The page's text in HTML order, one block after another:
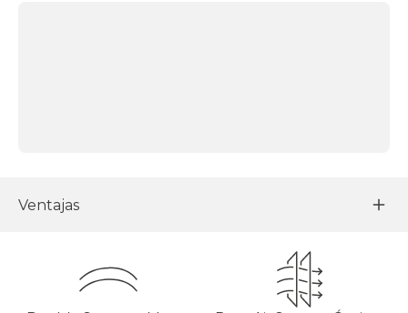
Ventajas